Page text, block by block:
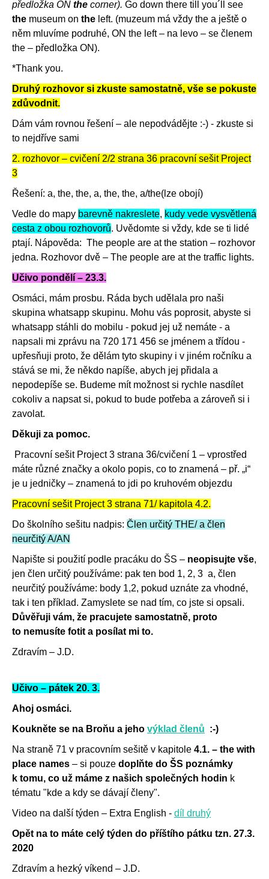
předložka ON the corner). Go down there till you´ll see
the museum on the left. (muzeum má vždy the a ještě o
něm mluvíme podruhé, ON the left – na levo – se členem
the – předložka ON).
*Thank you.
Druhý rozhovor si zkuste samostatně, vše se pokuste
zdůvodnit.
Dám vám rovnou řešení – ale nepodvádějte :-) - zkuste si
to nejdříve sami
2. rozhovor – cvičení 2/2 strana 36 pracovní sešit Project
3
Řešení: a, the, the, a, the, the, a/the(lze obojí)
Vedle do mapy barevně nakreslete, kudy vede vysvětlená
cesta z obou rozhovorů. Uvědomte si vždy, kde se ti lidé
ptají. Nápověda: The people are at the station – rozhovor
jedna. Rozhovor dvě – The people are at the traffic lights.
Učivo pondělí – 23.3.
Osmáci, mám prosbu. Ráda bych udělala pro naši
skupina whatsapp skupinu. Mohu vás poprosit, abyste si
whatsapp stáhli do mobilu - pokud jej už nemáte - a
napsali mi zprávu na 720 171 456 se jménem a třídou -
upřesňuji proto, že dělám tyto skupiny i v jiném ročníku a
stává se mi, že někdo napíše, abych jej přidala a
nepodepíše se. Budeme mít možnost si rychle nasdílet
cokoliv a napsat si, pokud to bude potřeba a zároveň si i
zavolat.
Děkuji za pomoc.
Pracovní sešit Project 3 strana 36/cvičení 1 – vprostřed
máte různé značky a okolo popis, co to znamená – př. „i“
je u jedničky – znamená to jdi po kruhovém objezdu
Pracovní sešit Project 3 strana 71/ kapitola 4.2.
Do školního sešitu nadpis: Člen určitý THE/ a člen
neurčitý A/AN
Napište si použití podle pracáku do ŠS – neopisujte vše,
jen člen určitý používáme: pak ten bod 1, 2, 3 a, člen
neurčitý používáme: body 1,2, pokud uznáte za vhodné,
tak i ten příklad. Zamyslete se nad tím, co jste si opsali.
Důvěřuji vám, že pracujete samostatně, proto
to nemusíte fotit a posílat mi to.
Zdravím – J.D.
Učivo – pátek 20. 3.
Ahoj osmáci.
Koukněte se na Broňu a jeho výklad členů :-)
Na straně 71 v pracovním sešitě v kapitole 4.1. – the with
place names – si pouze doplňte do ŠS poznámky
k tomu, co už máme z našich společných hodin k
tématu "kde a kdy se dávají členy".
Video na další týden – Extra English - díl druhý
Opět na to máte celý týden do příštího pátku tzn. 27.3.
2020
Zdravím a hezký víkend – J.D.